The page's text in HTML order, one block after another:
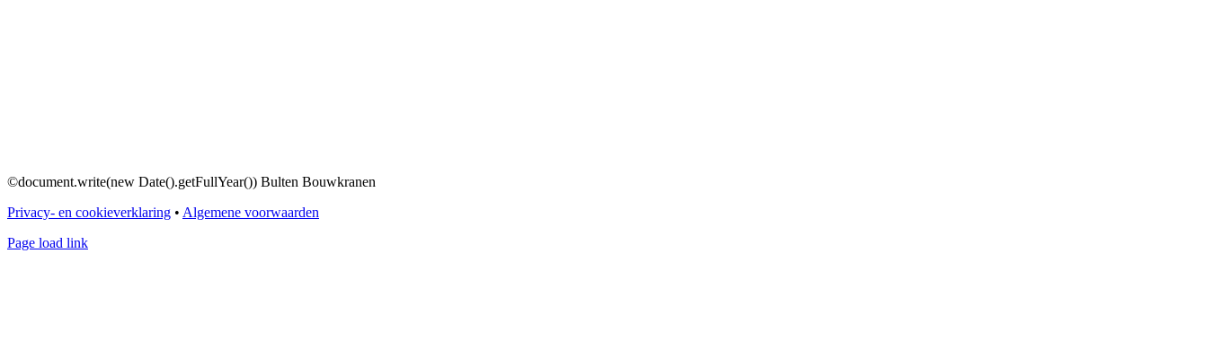
©document.write(new Date().getFullYear()) Bulten Bouwkranen
Privacy- en cookieverklaring • Algemene voorwaarden
Page load link